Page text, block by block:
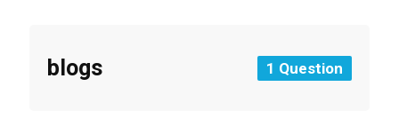
blogs 1 Question